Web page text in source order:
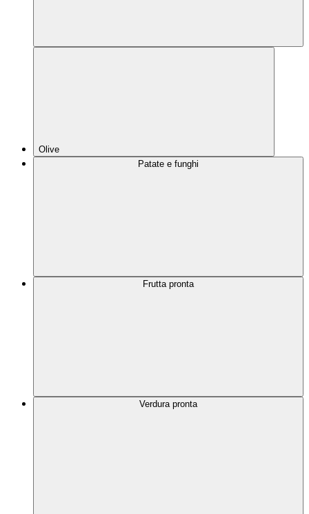
Olive
Patate e funghi
Frutta pronta
Verdura pronta